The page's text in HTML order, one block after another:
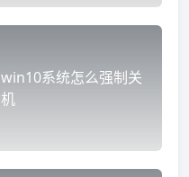
win10系统怎么强制关
机